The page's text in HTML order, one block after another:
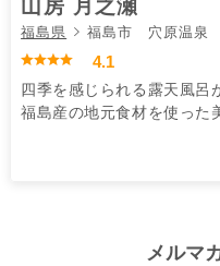
山房 月之瀬
福島県 福島市 穴原温泉
4.1
四季を感じられる露天風呂
福島産の地元食材を使った
メルマ